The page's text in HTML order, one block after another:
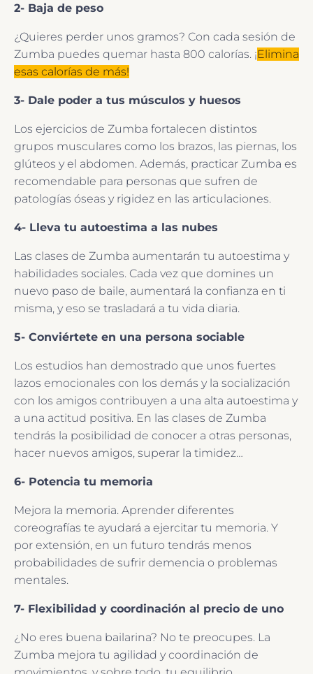
2- Baja de peso
¿Quieres perder unos gramos? Con cada sesión de
Zumba puedes quemar hasta 800 calorías. ¡Elimina
esas calorías de más!
3- Dale poder a tus músculos y huesos
Los ejercicios de Zumba fortalecen distintos
grupos musculares como los brazos, las piernas, los
glúteos y el abdomen. Además, practicar Zumba es
recomendable para personas que sufren de
patologías óseas y rigidez en las articulaciones.
4- Lleva tu autoestima a las nubes
Las clases de Zumba aumentarán tu autoestima y
habilidades sociales. Cada vez que domines un
nuevo paso de baile, aumentará la confianza en ti
misma, y eso se trasladará a tu vida diaria.
5- Conviértete en una persona sociable
Los estudios han demostrado que unos fuertes
lazos emocionales con los demás y la socialización
con los amigos contribuyen a una alta autoestima y
a una actitud positiva. En las clases de Zumba
tendrás la posibilidad de conocer a otras personas,
hacer nuevos amigos, superar la timidez…
6- Potencia tu memoria
Mejora la memoria. Aprender diferentes
coreografías te ayudará a ejercitar tu memoria. Y
por extensión, en un futuro tendrás menos
probabilidades de sufrir demencia o problemas
mentales.
7- Flexibilidad y coordinación al precio de uno
¿No eres buena bailarina? No te preocupes. La
Zumba mejora tu agilidad y coordinación de